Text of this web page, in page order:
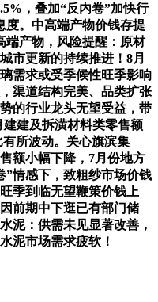
，叠加“反内卷”加快行
度。中高端产物价钱存提
端产物，风险提醒：原材
市更新的持续推进！8月
需求或受季候性旺季影响
渠道结构完美、品类扩张
的行业龙头无望受益，带
建建及拆潢材料类零售额
所波动。关心旗滨集
额小幅下降，7月份地方
”情感下，致粗纱市场价钱
季到临无望鞭策价钱上
前期中下逛已有部门储
泥：供需未见显著改善，
泥市场需求疲软！